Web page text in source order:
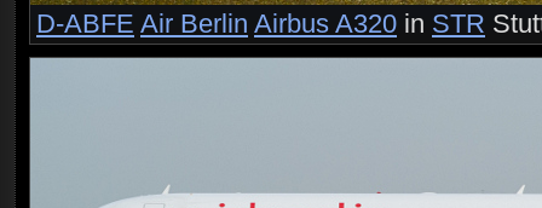
D-ABFE Air Berlin Airbus A320 in STR